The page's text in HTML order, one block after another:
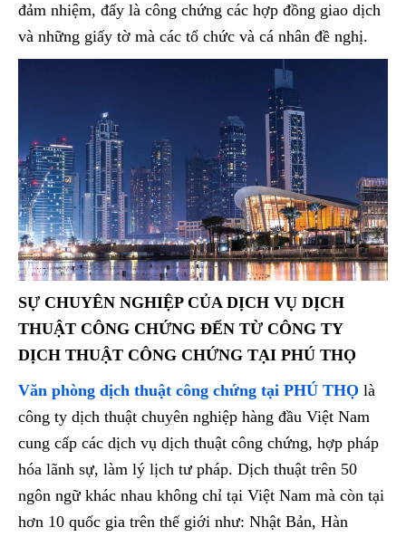
đảm nhiệm, đấy là công chứng các hợp đồng giao dịch
và những giấy tờ mà các tổ chức và cá nhân đề nghị.
SỰ CHUYÊN NGHIỆP CỦA DỊCH VỤ DỊCH
THUẬT CÔNG CHỨNG ĐẾN TỪ CÔNG TY
DỊCH THUẬT CÔNG CHỨNG TẠI PHÚ THỌ
Văn phòng dịch thuật công chứng tại PHÚ THỌ là
công ty dịch thuật chuyên nghiệp hàng đầu Việt Nam
cung cấp các dịch vụ dịch thuật công chứng, hợp pháp
hóa lãnh sự, làm lý lịch tư pháp. Dịch thuật trên 50
ngôn ngữ khác nhau không chỉ tại Việt Nam mà còn tại
hơn 10 quốc gia trên thế giới như: Nhật Bản, Hàn